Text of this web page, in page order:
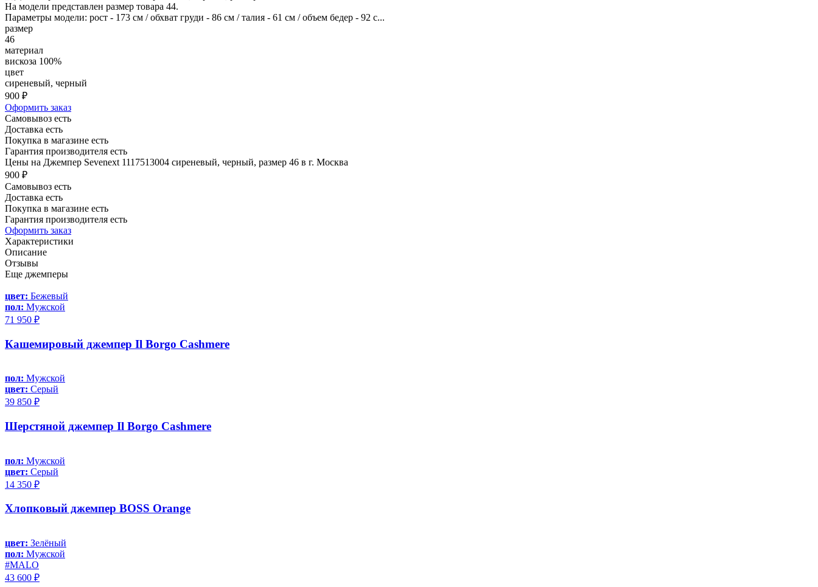
На модели представлен размер товара 44.
Параметры модели: рост - 173 см / обхват груди - 86 см / талия - 61 см / объем бедер - 92 с...
размер
46
материал
вискоза 100%
цвет
сиреневый, черный
900 ₽
Оформить заказ
Самовывоз есть
Доставка есть
Покупка в магазине есть
Гарантия производителя есть
Цены на Джемпер Sevenext 1117513004 сиреневый, черный, размер 46 в г. Москва
900 ₽
Самовывоз есть
Доставка есть
Покупка в магазине есть
Гарантия производителя есть
Оформить заказ
Характеристики
Описание
Отзывы
Еще джемперы
цвет: Бежевый
пол: Мужской
71 950 ₽
Кашемировый джемпер Il Borgo Cashmere
пол: Мужской
цвет: Серый
39 850 ₽
Шерстяной джемпер Il Borgo Cashmere
пол: Мужской
цвет: Серый
14 350 ₽
Хлопковый джемпер BOSS Orange
цвет: Зелёный
пол: Мужской
#MALO
43 600 ₽